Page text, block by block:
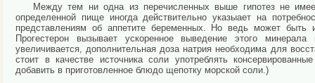
Между тем ни одна из перечисленных выше гипотез не
определенной пище иногда действительно указы­ает на
представлениям об аппетите беременных. Но ведь может быть
Прогестерон вызывает ускоренное выведение этого
увеличивается, дополни­тельная доза натрия необходима для
стоит в качестве источника соли употреблять
добавить в приготовленное блюдо щепот­ку морской соли.)